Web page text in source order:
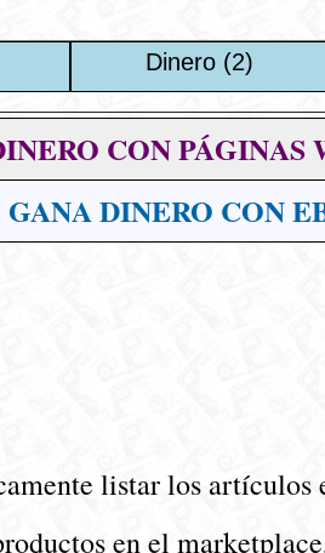
Dinero (2)
CON PÁGINAS
GANA DINERO CON
listar los
en el